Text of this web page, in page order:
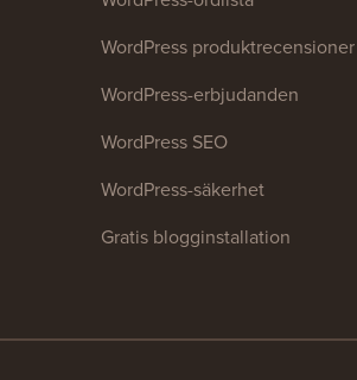
WordPress produktrecensioner
WordPress-erbjudanden
WordPress SEO
WordPress-säkerhet
Gratis blogginstallation